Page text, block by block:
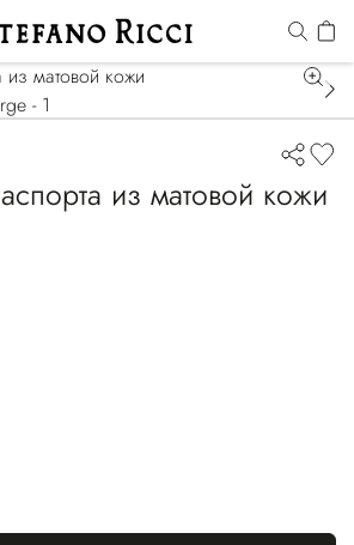
из матовой кожи